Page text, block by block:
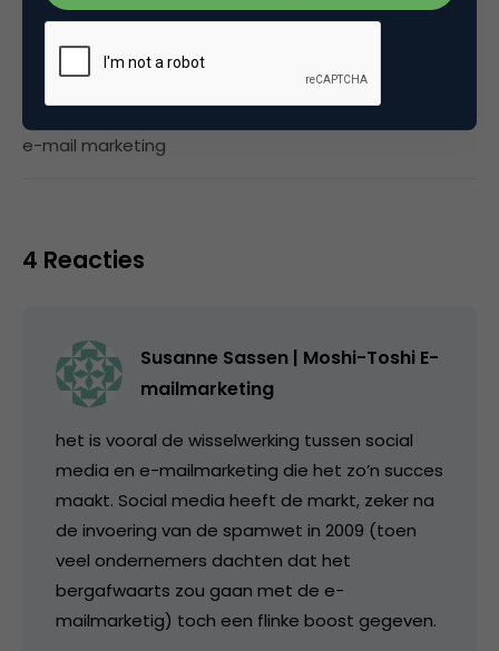
Tags
e-mail marketing
4 Reacties
Susanne Sassen | Moshi-Toshi E-
mailmarketing
het is vooral de wisselwerking tussen social
media en e-mailmarketing die het zo’n succes
maakt. Social media heeft de markt, zeker na
de invoering van de spamwet in 2009 (toen
veel ondernemers dachten dat het
bergafwaarts zou gaan met de e-
mailmarketig) toch een flinke boost gegeven.